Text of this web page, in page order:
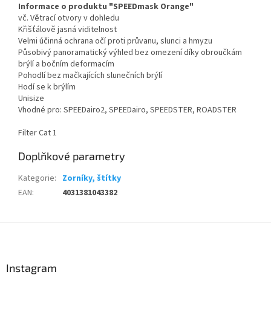
Informace o produktu "SPEEDmask Orange"
vč. Větrací otvory v dohledu
Křišťálově jasná viditelnost
Velmi účinná ochrana očí proti průvanu, slunci a hmyzu
Působivý panoramatický výhled bez omezení díky obroučkám
brýlí a bočním deformacím
Pohodlí bez mačkajících slunečních brýlí
Hodí se k brýlím
Unisize
Vhodné pro: SPEEDairo2, SPEEDairo, SPEEDSTER, ROADSTER
Filter Cat 1
Doplňkové parametry
Kategorie: Zorníky, štítky
EAN: 4031381043382
Instagram